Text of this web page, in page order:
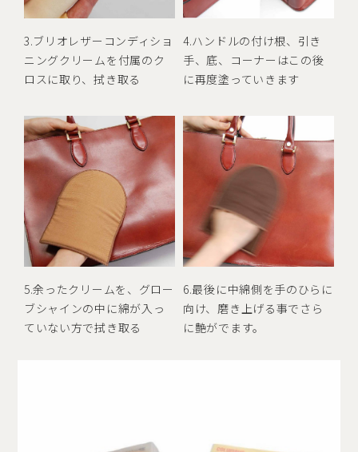
3.ブリオレザーコンディショ
ニングクリームを付属のク
ロスに取り、拭き取る
4.ハンドルの付け根、引き
手、底、コーナーはこの後
に再度塗っていきます
5.余ったクリームを、グロー
ブシャインの中に綿が入っ
ていない方で拭き取る
6.最後に中綿側を手のひらに
向け、磨き上げる事でさら
に艶がでます。